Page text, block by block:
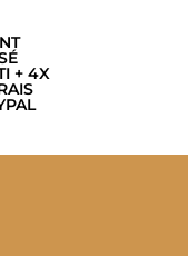
+ 4X